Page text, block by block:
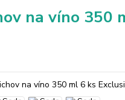
na víno 350